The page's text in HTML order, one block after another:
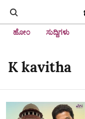
ಹೋಂ ಸುದ್ದಿಗಳು
K kavitha